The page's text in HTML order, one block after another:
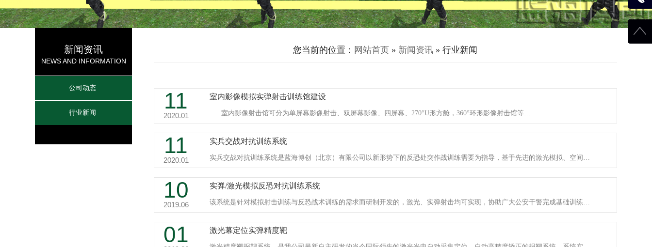
新闻资讯
NEWS AND INFORMATION
公司动态
行业新闻
您当前的位置： 网站首页 » 新闻资讯 »行业新闻
11
2020.01
室内影像模拟实弹射击训练馆建设
室内影像射击馆可分为单屏幕影像射击、双屏幕影像、四屏幕、270°U形方舱，360°环形影像射击馆等…
11
2020.01
实兵交战对抗训练系统
实兵交战对抗训练系统是蓝海博创（北京）有限公司以新形势下的反恐处突作战训练需要为指导，基于先进的激光模拟、空间…
10
2019.06
实弹/激光模拟反恐对抗训练系统
该系统是针对模拟射击训练与反恐战术训练的需求而研制开发的，激光、实弹射击均可实现，协助广大公安干警完成基础训练…
01 激光幕定位实弹精度靶
-->